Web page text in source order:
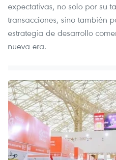
expectativas, no solo por su
transacciones, sino también
estrategia de desarrollo
nueva era.